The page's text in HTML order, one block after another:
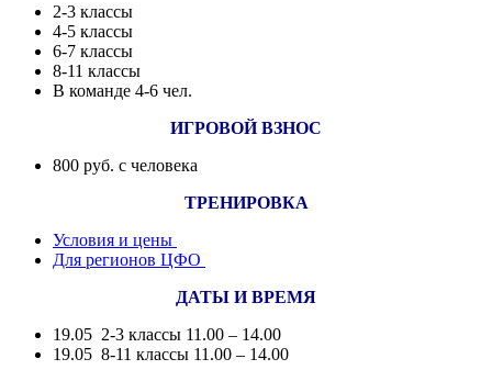
2-3 классы
4-5 классы
6-7 классы
8-11 классы
В команде 4-6 чел.
ИГРОВОЙ ВЗНОС
800 руб. с человека
ТРЕНИРОВКА
Условия и цены
Для регионов ЦФО
ДАТЫ И ВРЕМЯ
19.05 2-3 классы 11.00 – 14.00
19.05 8-11 классы 11.00 – 14.00